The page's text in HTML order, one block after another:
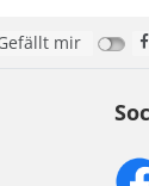
mir